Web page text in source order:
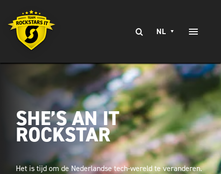
inhoud
naar:
NL
Toggle
EXPERTISE
SERVICES
BRANCHES
CLIENT STORIES
WERKEN BIJ
SHE’S AN IT
ROCKSTAR
Het is tijd om de Nederlandse tech-wereld te veranderen.